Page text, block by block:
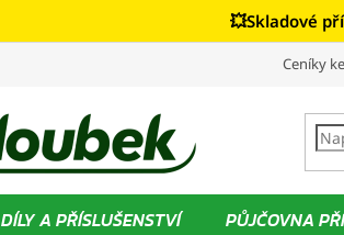
💥Skladové
Ceníky
DÍLY A PŘÍSLUŠENSTVÍ PŮJČOVNA